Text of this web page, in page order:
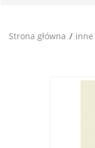
Strona główna inne